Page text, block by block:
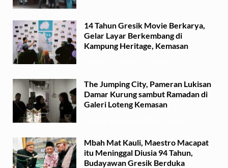
14 Tahun Gresik Movie Berkarya,
Gelar Layar Berkembang di
Kampung Heritage, Kemasan
The Jumping City, Pameran Lukisan
Damar Kurung sambut Ramadan di
Galeri Loteng Kemasan
Mbah Mat Kauli, Maestro Macapat
itu Meninggal Diusia 94 Tahun,
Budayawan Gresik Berduka